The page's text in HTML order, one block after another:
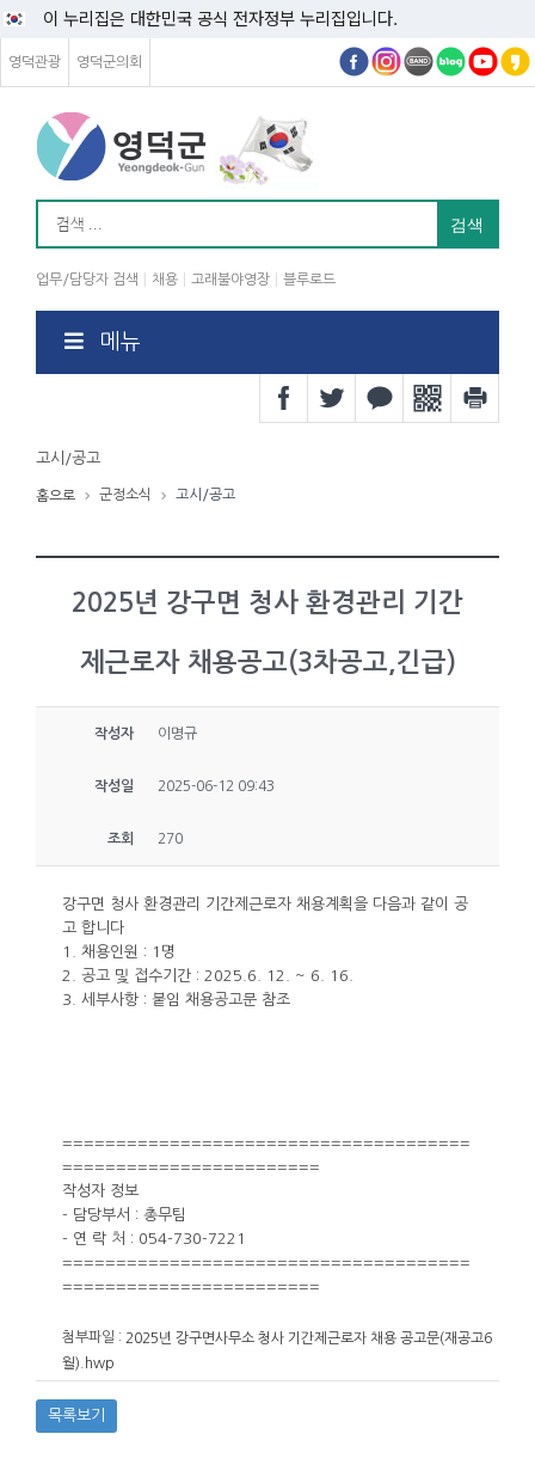
이 누리집은 대한민국 공식 전자정부 누리집입니다.
영덕관광 영덕군의회
업무/담당자 검색 채용 고래불야영장 블루로드
메뉴
고시/공고
홈으로 군정소식 고시/공고
2025년 강구면 청사 환경관리 기간
제근로자 채용공고(3차공고,긴급)
작성자 이명규
작성일 2025-06-12 09:43
조회 270
강구면 청사 환경관리 기간제근로자 채용계획을 다음과 같이 공
고 합니다
1. 채용인원 : 1명
2. 공고 및 접수기간 : 2025.6. 12. ~ 6. 16.
3. 세부사항 : 붙임 채용공고문 참조
======================================
========================
작성자 정보
- 담당부서 : 총무팀
- 연 락 처 : 054-730-7221
======================================
========================
첨부파일 : 2025년 강구면사무소 청사 기간제근로자 채용 공고문(재공고6
월).hwp
목록보기